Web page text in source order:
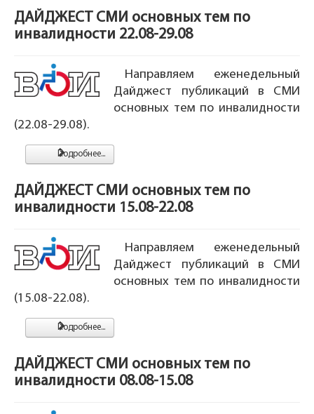
ДАЙДЖЕСТ СМИ основных тем по
инвалидности 22.08-29.08
Направляем еженедельный
Дайджест публикаций в СМИ
основных тем по инвалидности
(22.08-29.08).
Подробнее...
ДАЙДЖЕСТ СМИ основных тем по
инвалидности 15.08-22.08
Направляем еженедельный
Дайджест публикаций в СМИ
основных тем по инвалидности
(15.08-22.08).
Подробнее...
ДАЙДЖЕСТ СМИ основных тем по
инвалидности 08.08-15.08